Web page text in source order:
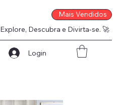
Explore, Descubra e Divirta-se. 🚀
Mais Vendidos
Login